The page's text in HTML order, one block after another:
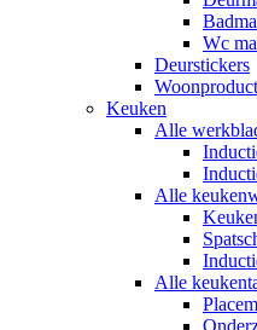
Wc
Deurstickers
Keuken
Alle
Alle
Alle